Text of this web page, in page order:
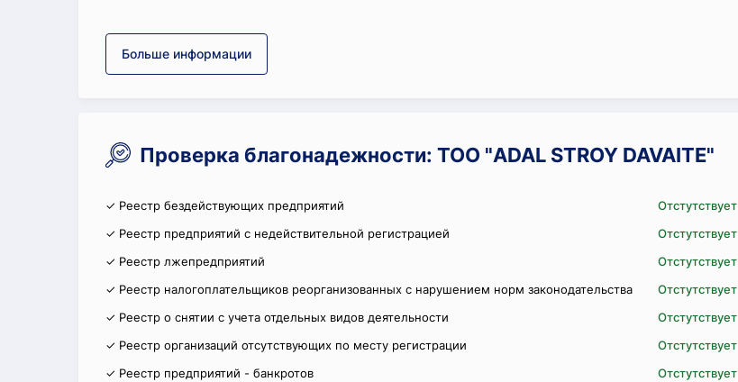
Больше информации
Проверка благонадежности: ТОО "ADAL STROY DAVAITE"
✓ Реестр бездействующих предприятий
Отстутствует
✓ Реестр предприятий с недействительной регистрацией
Отстутствует
✓ Реестр лжепредприятий
Отстутствует
✓ Реестр налогоплательщиков реорганизованных с нарушением норм законодательства
Отстутствует
✓ Реестр о снятии с учета отдельных видов деятельности
Отстутствует
✓ Реестр организаций отсутствующих по месту регистрации
Отстутствует
✓ Реестр предприятий - банкротов
Отстутствует